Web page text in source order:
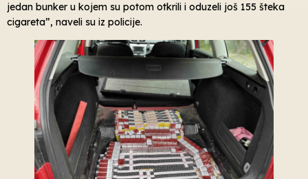
jedan bunker u kojem su potom otkrili i oduzeli još 155 šteka
cigareta”, naveli su iz policije.